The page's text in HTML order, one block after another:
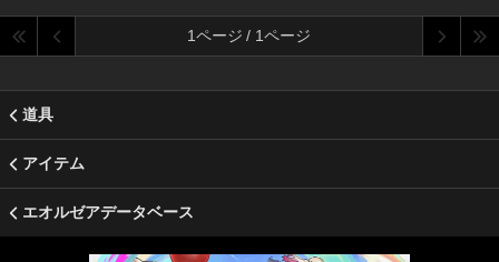
1ページ / 1ページ
道具
アイテム
エオルゼアデータベース